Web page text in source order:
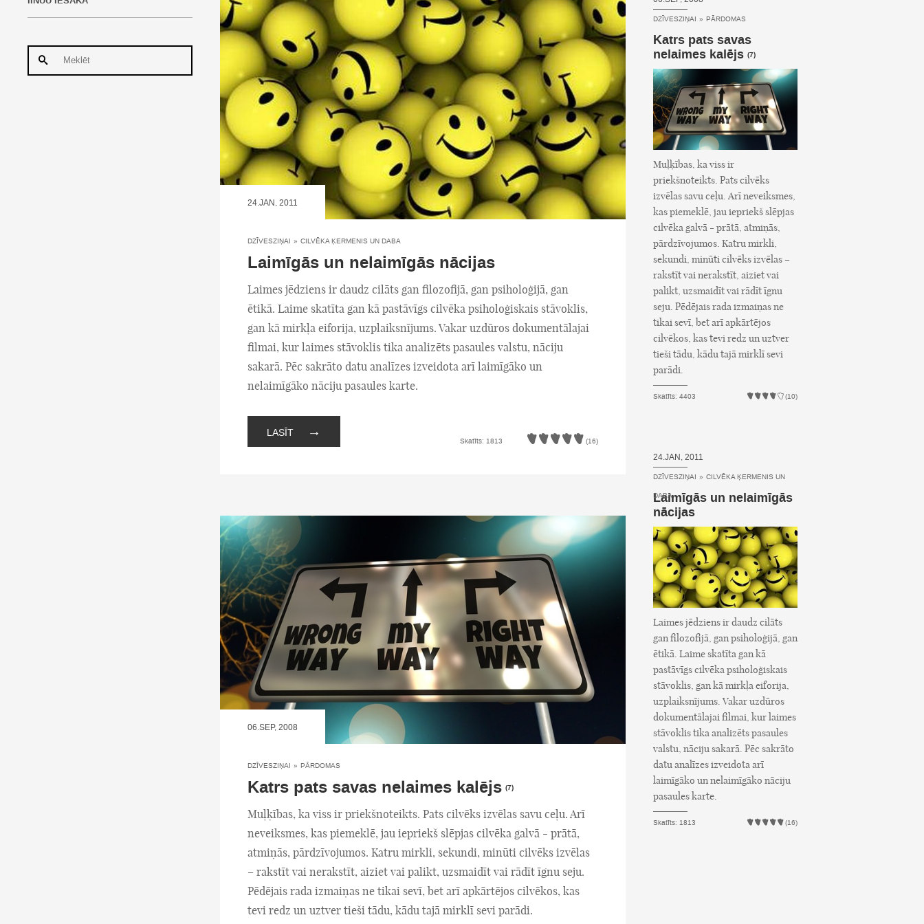
24.JAN, 2011
DZĪVESZIŅAI » CILVĒKA ĶERMENIS UN DABA
Laimīgās un nelaimīgās nācijas
Laimes jēdziens ir daudz cilāts gan filozofijā, gan psiholoģijā, gan
ētikā. Laime skatīta gan kā pastāvīgs cilvēka psiholoģiskais stāvoklis,
gan kā mirkļa eiforija, uzplaiksnījums. Vakar uzdūros dokumentālajai
filmai, kur laimes stāvoklis tika analizēts pasaules valstu, nāciju
sakarā. Pēc sakrāto datu analīzes izveidota arī laimīgāko un
nelaimīgāko nāciju pasaules karte.
LASĪT →
Skatīts: 1813 (16)
06.SEP, 2008
DZĪVESZIŅAI » PĀRDOMAS
Katrs pats savas nelaimes kalējs (7)
Muļķības, ka viss ir priekšnoteikts. Pats cilvēks izvēlas savu ceļu. Arī
neveiksmes, kas piemeklē, jau iepriekš slēpjas cilvēka galvā - prātā,
atmiņās, pārdzīvojumos. Katru mirkli, sekundi, minūti cilvēks izvēlas
– rakstīt vai nerakstīt, aiziet vai palikt, uzsmaidīt vai rādīt īgnu seju.
Pēdējais rada izmaiņas ne tikai sevī, bet arī apkārtējos cilvēkos, kas
tevi redz un uztver tieši tādu, kādu tajā mirklī sevi parādi.
DZĪVESZIŅAI » PĀRDOMAS
Katrs pats savas
nelaimes kalējs (7)
Muļķības, ka viss ir
priekšnoteikts. Pats cilvēks
izvēlas savu ceļu. Arī neveiksmes,
kas piemeklē, jau iepriekš slēpjas
cilvēka galvā - prātā, atmiņās,
pārdzīvojumos. Katru mirkli,
sekundi, minūti cilvēks izvēlas –
rakstīt vai nerakstīt, aiziet vai
palikt, uzsmaidīt vai rādīt īgnu
seju. Pēdējais rada izmaiņas ne
tikai sevī, bet arī apkārtējos
cilvēkos, kas tevi redz un uztver
tieši tādu, kādu tajā mirklī sevi
parādi.
Skatīts: 4403 (10)
24.JAN, 2011
DZĪVESZIŅAI » CILVĒKA ĶERMENIS UN
DABA
Laimīgās un nelaimīgās
nācijas
Laimes jēdziens ir daudz cilāts
gan filozofijā, gan psiholoģijā, gan
ētikā. Laime skatīta gan kā
pastāvīgs cilvēka psiholoģiskais
stāvoklis, gan kā mirkļa eiforija,
uzplaiksnījums. Vakar uzdūros
dokumentālajai filmai, kur laimes
stāvoklis tika analizēts pasaules
valstu, nāciju sakarā. Pēc sakrāto
datu analīzes izveidota arī
laimīgāko un nelaimīgāko nāciju
pasaules karte.
Skatīts: 1813 (16)